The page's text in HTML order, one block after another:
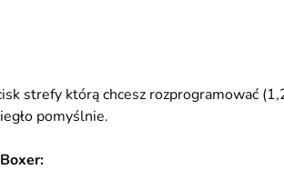
strefy którą chcesz rozprogramować
pomyślnie.